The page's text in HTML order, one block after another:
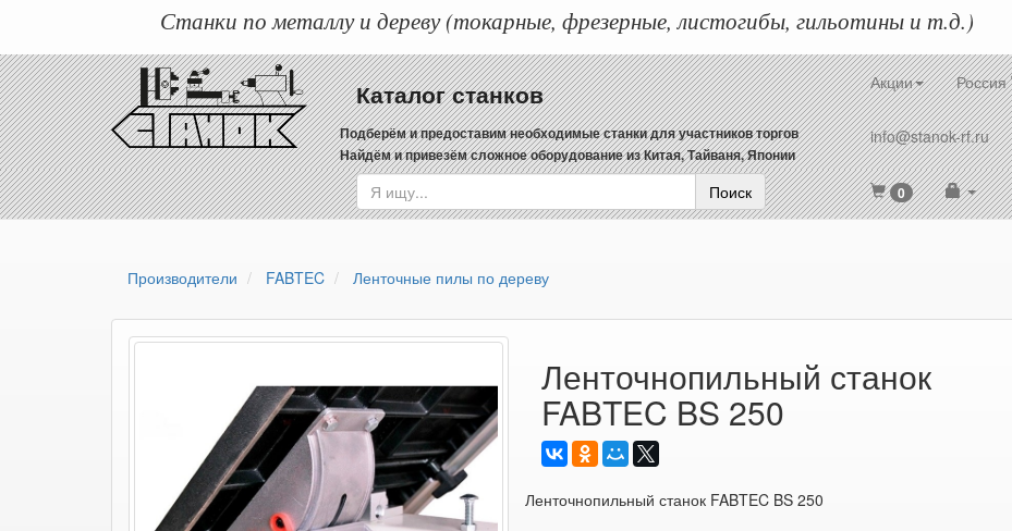
Станки по металлу и дереву (токарные, фрезерные, листогибы, гильотины и т.д.)
Каталог станков
Подберём и предоставим необходимые станки для участников торгов
Найдём и привезём сложное оборудование из Китая, Тайваня, Японии
Поиск
Акции Россия
info@stanok-rf.ru
0
Производители FABTEC Ленточные пилы по дереву
Ленточнопильный станок
FABTEC BS 250
Ленточнопильный станок FABTEC BS 250